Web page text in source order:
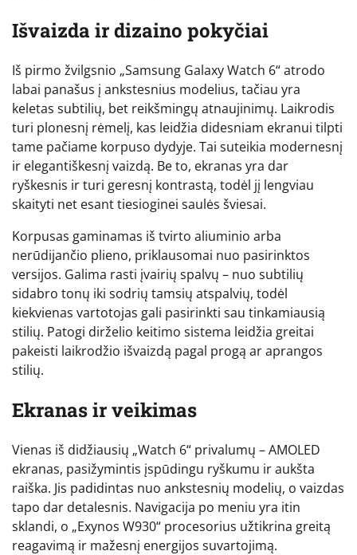
Išvaizda ir dizaino pokyčiai
Iš pirmo žvilgsnio „Samsung Galaxy Watch 6“ atrodo
labai panašus į ankstesnius modelius, tačiau yra
keletas subtilių, bet reikšmingų atnaujinimų. Laikrodis
turi plonesnį rėmelį, kas leidžia didesniam ekranui tilpti
tame pačiame korpuso dydyje. Tai suteikia modernesnį
ir elegantiškesnį vaizdą. Be to, ekranas yra dar
ryškesnis ir turi geresnį kontrastą, todėl jį lengviau
skaityti net esant tiesioginei saulės šviesai.
Korpusas gaminamas iš tvirto aliuminio arba
nerūdijančio plieno, priklausomai nuo pasirinktos
versijos. Galima rasti įvairių spalvų – nuo subtilių
sidabro tonų iki sodrių tamsių atspalvių, todėl
kiekvienas vartotojas gali pasirinkti sau tinkamiausią
stilių. Patogi dirželio keitimo sistema leidžia greitai
pakeisti laikrodžio išvaizdą pagal progą ar aprangos
stilių.
Ekranas ir veikimas
Vienas iš didžiausių „Watch 6“ privalumų – AMOLED
ekranas, pasižymintis įspūdingu ryškumu ir aukšta
raiška. Jis padidintas nuo ankstesnių modelių, o vaizdas
tapo dar detalesnis. Navigacija po meniu yra itin
sklandi, o „Exynos W930“ procesorius užtikrina greitą
reagavimą ir mažesnį energijos suvartojimą.